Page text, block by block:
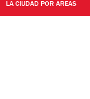
LA CIUDAD POR AREAS